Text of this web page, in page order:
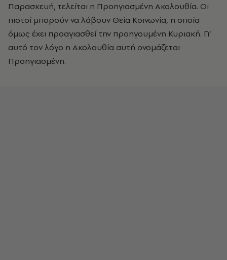
Παρασκευή, τελείται η Προηγιασμένη Ακολουθία. Οι
πιστοί μπορούν να λάβουν Θεία Κοινωνία, η οποία
όμως έχει προαγιασθεί την προηγουμένη Κυριακή. Γι’
αυτό τον λόγο η Ακολουθία αυτή ονομάζεται
Προηγιασμένη.